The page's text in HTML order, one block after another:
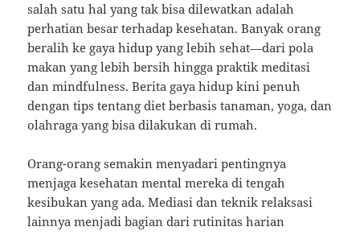
salah satu hal yang tak bisa dilewatkan adalah
perhatian besar terhadap kesehatan. Banyak orang
beralih ke gaya hidup yang lebih sehat—dari pola
makan yang lebih bersih hingga praktik meditasi
dan mindfulness. Berita gaya hidup kini penuh
dengan tips tentang diet berbasis tanaman, yoga, dan
olahraga yang bisa dilakukan di rumah.
Orang-orang semakin menyadari pentingnya
menjaga kesehatan mental mereka di tengah
kesibukan yang ada. Mediasi dan teknik relaksasi
lainnya menjadi bagian dari rutinitas harian